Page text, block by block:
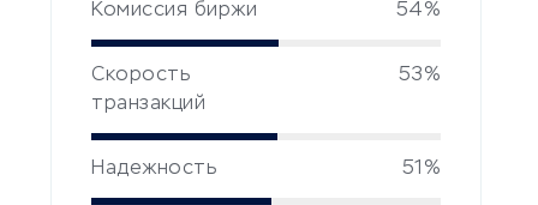
Комиссия биржи 54%
Скорость
транзакций
53%
Надежность 51%